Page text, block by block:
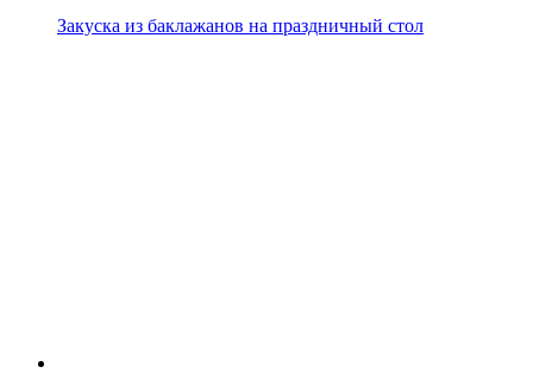
Закуска из баклажанов на праздничный стол